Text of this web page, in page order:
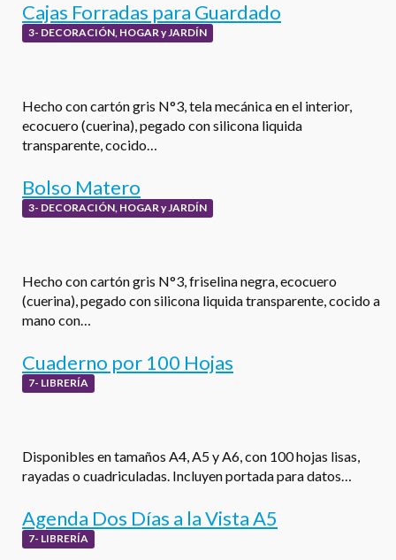
Cajas Forradas para Guardado
3- DECORACIÓN, HOGAR y JARDÍN
Hecho con cartón gris N°3, tela mecánica en el interior,
ecocuero (cuerina), pegado con silicona liquida
transparente, cocido…
Bolso Matero
3- DECORACIÓN, HOGAR y JARDÍN
Hecho con cartón gris N°3, friselina negra, ecocuero
(cuerina), pegado con silicona liquida transparente, cocido a
mano con…
Cuaderno por 100 Hojas
7- LIBRERÍA
Disponibles en tamaños A4, A5 y A6, con 100 hojas lisas,
rayadas o cuadriculadas. Incluyen portada para datos…
Agenda Dos Días a la Vista A5
7- LIBRERÍA